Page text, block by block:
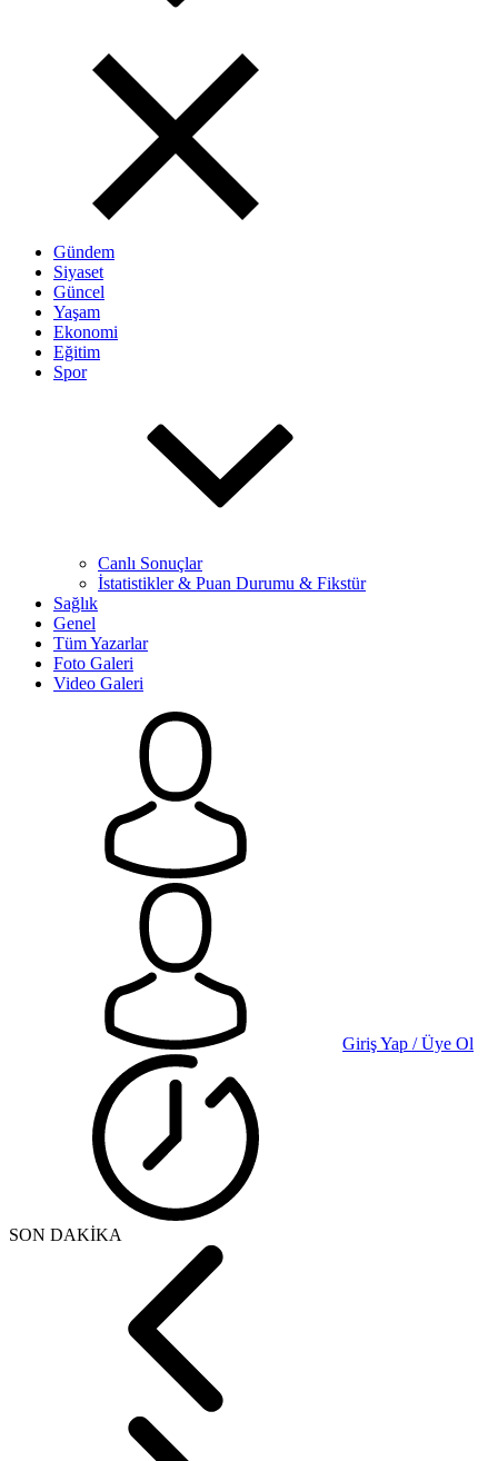
Gündem
Siyaset
Güncel
Yaşam
Ekonomi
Eğitim
Spor
Canlı Sonuçlar
İstatistikler & Puan Durumu & Fikstür
Sağlık
Genel
Tüm Yazarlar
Foto Galeri
Video Galeri
Giriş Yap / Üye Ol
SON DAKİKA